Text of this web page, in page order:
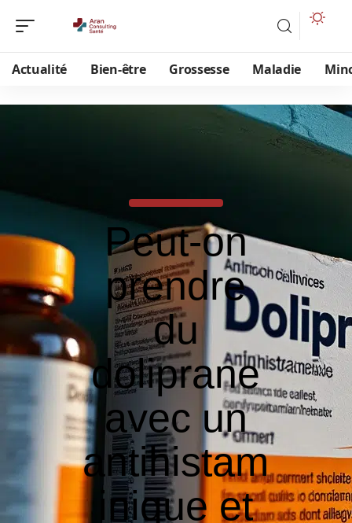
Actualité Bien-être Grossesse Maladie
Peut-on
prendre
du
doliprane
avec un
antihistam
inique et